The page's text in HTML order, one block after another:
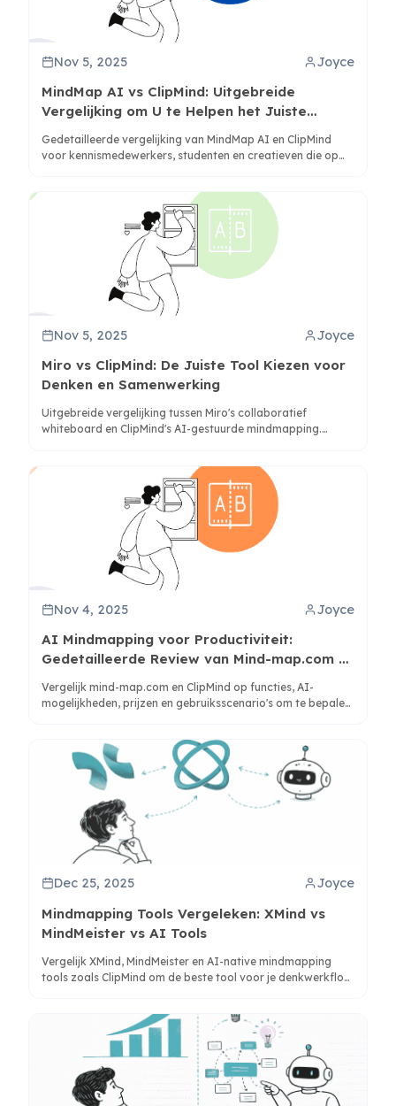
Nov 5, 2025 Joyce
MindMap AI vs ClipMind: Uitgebreide
Vergelijking om U te Helpen het Juiste
Gereedschap te Kiezen
Gedetailleerde vergelijking van MindMap AI en ClipMind
voor kennismedewerkers, studenten en creatieven die op
Nov 5, 2025 Joyce
Miro vs ClipMind: De Juiste Tool Kiezen voor
Denken en Samenwerking
Uitgebreide vergelijking tussen Miro's collaboratief
whiteboard en ClipMind's AI-gestuurde mindmapping.
Nov 4, 2025 Joyce
AI Mindmapping voor Productiviteit:
Gedetailleerde Review van Mind-map.com vs
ClipMind
Vergelijk mind-map.com en ClipMind op functies, AI-
mogelijkheden, prijzen en gebruiksscenario's om te bepalen
Dec 25, 2025 Joyce
Mindmapping Tools Vergeleken: XMind vs
MindMeister vs AI Tools
Vergelijk XMind, MindMeister en AI-native mindmapping
tools zoals ClipMind om de beste tool voor je denkwerkflow